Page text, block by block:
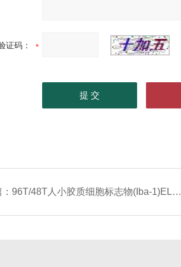
证码：
：96T/48T人小胶质细胞标志物(Iba-1)ELISA试剂盒